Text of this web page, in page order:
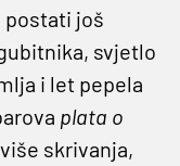
postati još
svjetlo
i let pepela
plata o
skrivanja,